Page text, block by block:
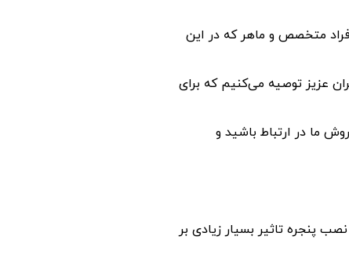
متخصص و ماهر که در این
عزیز توصیه می‌کنیم که برای
ما در ارتباط باشید و
پنجره تاثیر بسیار زیادی بر